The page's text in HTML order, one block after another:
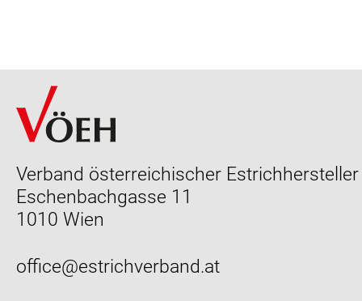
Verband österreichischer Estrichhersteller
Eschenbachgasse 11
1010 Wien
office@estrichverband.at